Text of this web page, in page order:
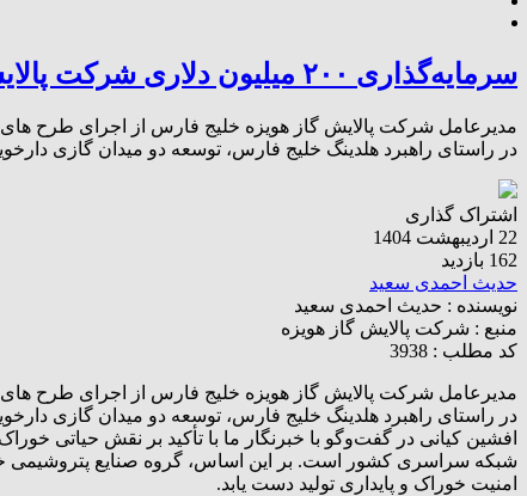
سرمایه‌گذاری ۲۰۰ میلیون دلاری شرکت پالایشگاه گاز هویزه برای جمع‌آوری گازهای مشعل
مدیرعامل شرکت پالایش گاز هویزه خلیج فارس از اجرای طرح‌
در راستای راهبرد هلدینگ خلیج فارس، توسعه دو میدان گازی
اشتراک گذاری
22 اردیبهشت 1404
162 بازدید
حدیث احمدی سعید
نویسنده : حدیث احمدی سعید
منبع : شرکت پالایش گاز هویزه
کد مطلب : 3938
مدیرعامل شرکت پالایش گاز هویزه خلیج فارس از اجرای طرح‌
در راستای راهبرد هلدینگ خلیج فارس، توسعه دو میدان گازی
افشین کیانی در گفت‌وگو با خبرنگار ما با تأکید بر نقش حیاتی
شبکه سراسری کشور است. بر این اساس، گروه صنایع پتروشیمی
امنیت خوراک و پایداری تولید دست یابد.